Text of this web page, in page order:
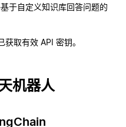
于自定义知识库回答问题的
取有效 API 密钥。
机器人